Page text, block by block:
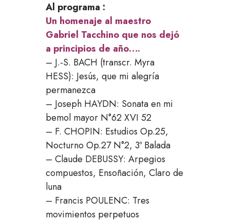
Al programa :
Un homenaje al maestro
Gabriel Tacchino que nos dejó
a principios de año….
– J.-S. BACH (transcr. Myra
HESS): Jesús, que mi alegría
permanezca
– Joseph HAYDN: Sonata en mi
bemol mayor N°62 XVI 52
– F. CHOPIN: Estudios Op.25,
Nocturno Op.27 N°2, 3ª Balada
– Claude DEBUSSY: Arpegios
compuestos, Ensoñación, Claro de
luna
– Francis POULENC: Tres
movimientos perpetuos